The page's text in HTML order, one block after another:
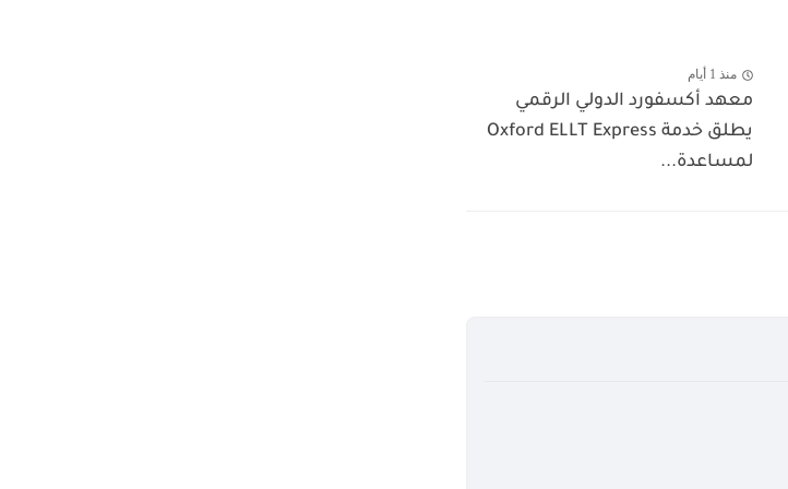
منذ 1 أيام
معهد أكسفورد الدولي الرقمي
يطلق خدمة Oxford ELLT Express
لمساعدة...